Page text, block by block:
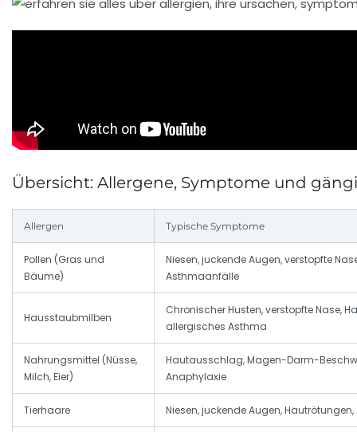
Übersicht: Allergene, Symptome und
Allergen Typische Symptome
Pollen (Gras und
Bäume)
Niesen, juckende Augen, verstopfte
Asthmaanfälle
Hausstaubmilben
Chronischer Husten, verstopfte Nase,
allergisches Asthma
Nahrungsmittel (Nüsse,
Milch, Eier)
Hautausschlag, Magen-Darm-
Anaphylaxie
Tierhaare Niesen, juckende Augen,